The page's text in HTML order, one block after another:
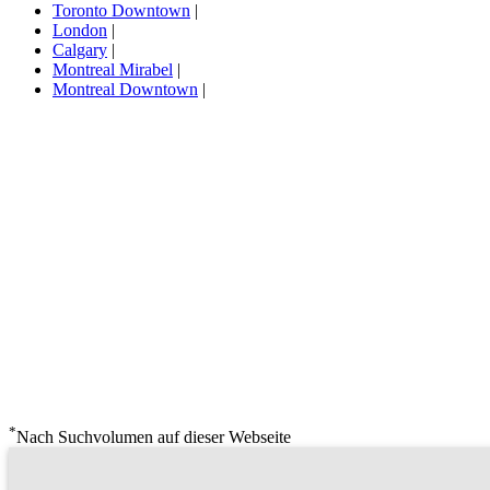
Toronto Downtown |
London |
Calgary |
Montreal Mirabel |
Montreal Downtown |
*Nach Suchvolumen auf dieser Webseite